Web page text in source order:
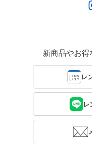
新商品やお得
レ
レ